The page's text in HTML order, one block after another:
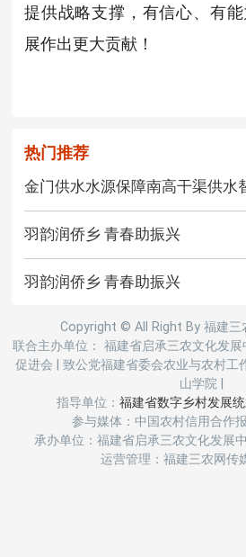
提供战略支撑，有信心、有
展作出更大贡献！
热门推荐
金门供水水源保障南高干渠供水
羽韵润侨乡 青春助振兴
羽韵润侨乡 青春助振兴
Copyright © All Right By 福建三
联合主办单位： 福建省启承三农文化发展
促进会
致公党福建省委会农业与农村工
山学院
指导单位： 福建省数字乡村发展
参与媒体：中国农村信用合作
承办单位：福建省启承三农文化发展
运营管理：福建三农网传